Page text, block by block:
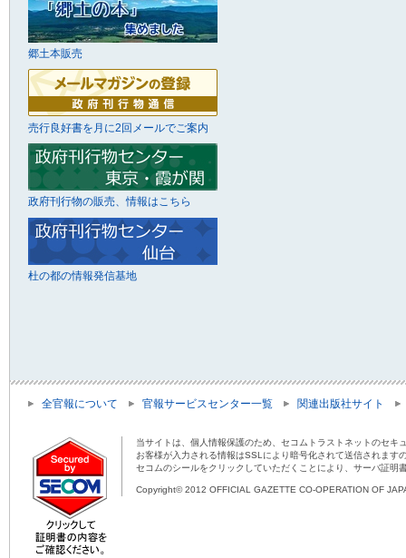
郷土本販売
売行良好書を月に2回メールでご案内
政府刊行物の販売、情報はこちら
杜の都の情報発信基地
全官報について 官報サービスセンター一覧 関連出版社サイト
当サイトは、個人情報保護のため、セコムトラストネットのセキ
お客様が入力される情報はSSLにより暗号化されて送信されま
セコムのシールをクリックしていただくことにより、サーバ証明
Copyright© 2012 OFFICIAL GAZETTE CO-OPERATION OF